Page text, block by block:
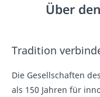
Über
Tradition
Die Gesellschaften
als 150 Jahren für